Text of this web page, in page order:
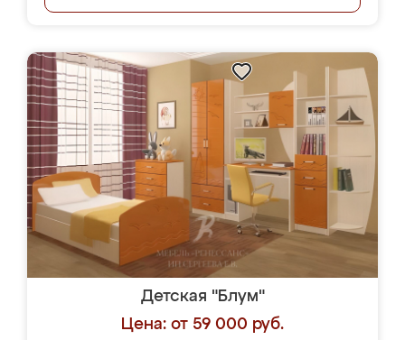
Детская "Блум"
Цена: от 59 000 руб.